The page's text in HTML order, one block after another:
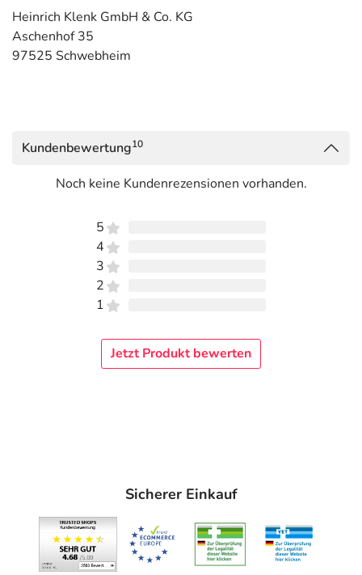
Heinrich Klenk GmbH & Co. KG
Aschenhof 35
97525 Schwebheim
Kundenbewertung10
Noch keine Kundenrezensionen vorhanden.
5
4
3
2
1
Jetzt Produkt bewerten
Sicherer Einkauf